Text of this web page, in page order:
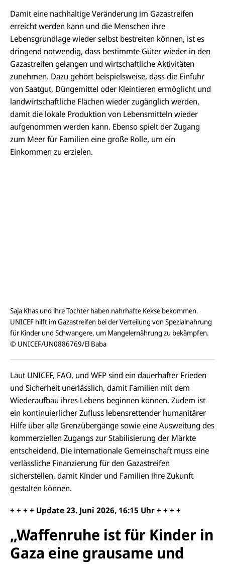
Damit eine nachhaltige Veränderung im Gazastreifen
erreicht werden kann und die Menschen ihre
Lebensgrundlage wieder selbst bestreiten können, ist es
dringend notwendig, dass bestimmte Güter wieder in den
Gazastreifen gelangen und wirtschaftliche Aktivitäten
zunehmen. Dazu gehört beispielsweise, dass die Einfuhr
von Saatgut, Düngemittel oder Kleintieren ermöglicht und
landwirtschaftliche Flächen wieder zugänglich werden,
damit die lokale Produktion von Lebensmitteln wieder
aufgenommen werden kann. Ebenso spielt der Zugang
zum Meer für Familien eine große Rolle, um ein
Einkommen zu erzielen.
Saja Khas und ihre Tochter haben nahrhafte Kekse bekommen.
UNICEF hilft im Gazastreifen bei der Verteilung von Spezialnahrung
für Kinder und Schwangere, um Mangelernährung zu bekämpfen.
© UNICEF/UN0886769/El Baba
Laut UNICEF, FAO, und WFP sind ein dauerhafter Frieden
und Sicherheit unerlässlich, damit Familien mit dem
Wiederaufbau ihres Lebens beginnen können. Zudem ist
ein kontinuierlicher Zufluss lebensrettender humanitärer
Hilfe über alle Grenzübergänge sowie eine Ausweitung des
kommerziellen Zugangs zur Stabilisierung der Märkte
entscheidend. Die internationale Gemeinschaft muss eine
verlässliche Finanzierung für den Gazastreifen
sicherstellen, damit Kinder und Familien ihre Zukunft
gestalten können.
+ + + + Update 23. Juni 2026, 16:15 Uhr + + + +
„Waffenruhe ist für Kinder in
Gaza eine grausame und